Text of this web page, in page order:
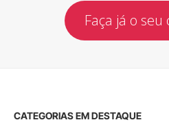
Faça já o seu
CATEGORIAS EM DESTAQUE